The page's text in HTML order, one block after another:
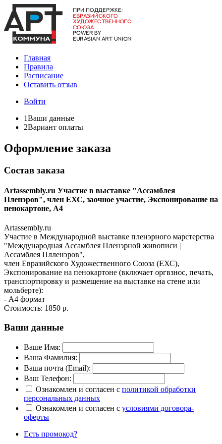
Главная
Правила
Расписание
Оставить отзыв
Войти
1Ваши данные
2Вариант оплаты
Оформление заказа
Состав заказа
Artassembly.ru Участие в выставке "Ассамблея
Пленэров", ​член ЕХС, заочное участие, Экспонирование на
пенокартоне, А4
Artassembly.ru
Участие в Международной выставке пленэрного марстерства
"Международная Ассамблея Пленэрной живописи |
Ассамблея Плленэров", ​
член Евразийского Художественного Союза (ЕХС),
Экспонирование на пенокартоне (включает оргвзнос, печать,
транспортировку и размещение на выставке на стене или
мольберте):
- А4 формат
Стоимость: 1850 р.
Ваши данные
Ваше Имя:
Ваша Фамилия:
Ваша почта (Email):
Ваш Телефон:
Ознакомлен и согласен с политикой обработки
персональных данных
Ознакомлен и согласен с условиями договора-
оферты
Есть промокод?